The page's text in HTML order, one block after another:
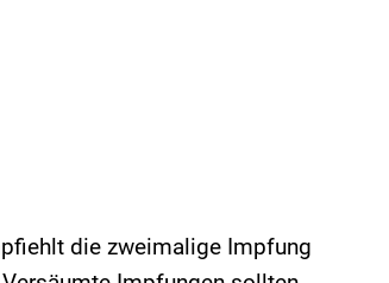
die zweimalige Impfung